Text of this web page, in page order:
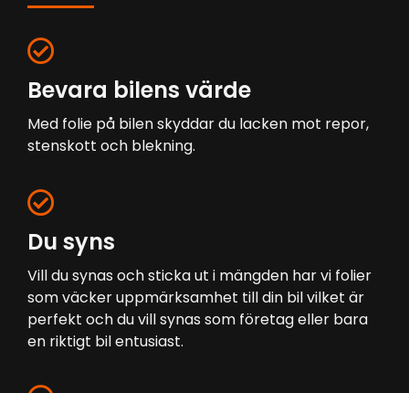
Bevara bilens värde
Med folie på bilen skyddar du lacken mot repor,
stenskott och blekning.
Du syns
Vill du synas och sticka ut i mängden har vi folier
som väcker uppmärksamhet till din bil vilket är
perfekt och du vill synas som företag eller bara
en riktigt bil entusiast.